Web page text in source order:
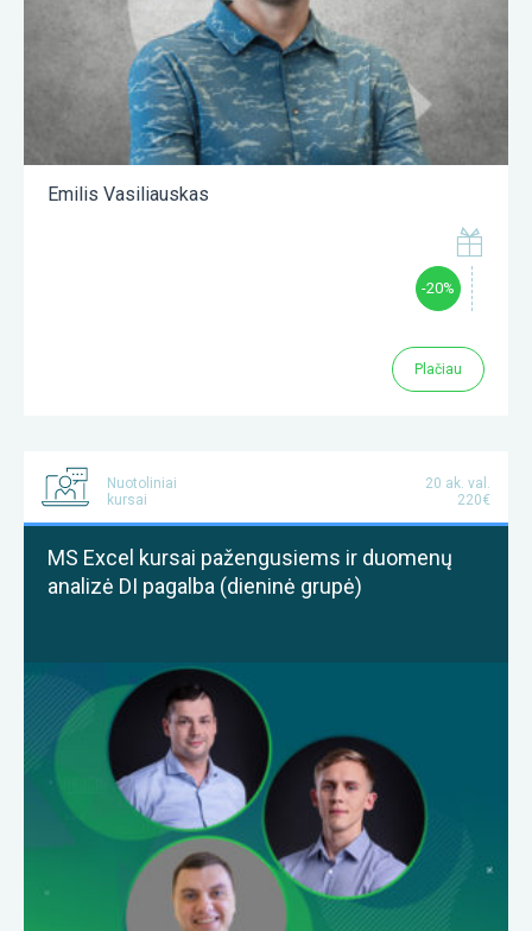
Emilis Vasiliauskas
-20%
Plačiau
Nuotoliniai
kursai
20 ak. val.
220€
MS Excel kursai pažengusiems ir duomenų
analizė DI pagalba (dieninė grupė)